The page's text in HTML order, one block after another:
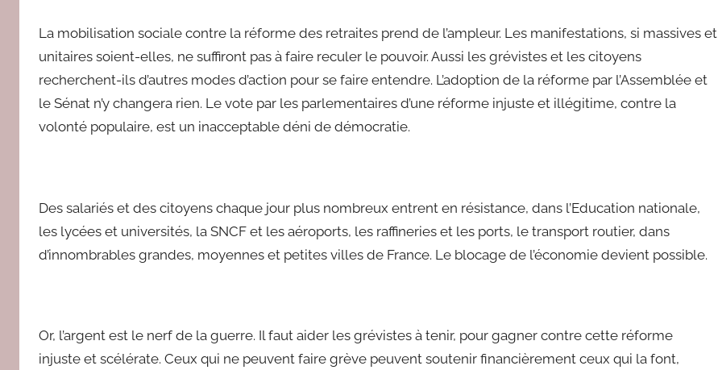
e
d
a
c
La mobilisation sociale contre la réforme des retraites prend de l’ampleur. Les manifestations, si massives et
unitaires soient-elles, ne suffiront pas à faire reculer le pouvoir. Aussi les grévistes et les citoyens
recherchent-ils d’autres modes d’action pour se faire entendre. L’adoption de la réforme par l’Assemblée et
le Sénat n’y changera rien. Le vote par les parlementaires d’une réforme injuste et illégitime, contre la
volonté populaire, est un inacceptable déni de démocratie.
Des salariés et des citoyens chaque jour plus nombreux entrent en résistance, dans l’Education nationale,
les lycées et universités, la SNCF et les aéroports, les raffineries et les ports, le transport routier, dans
d’innombrables grandes, moyennes et petites villes de France. Le blocage de l’économie devient possible.
Or, l’argent est le nerf de la guerre. Il faut aider les grévistes à tenir, pour gagner contre cette réforme
injuste et scélérate. Ceux qui ne peuvent faire grève peuvent soutenir financièrement ceux qui la font,